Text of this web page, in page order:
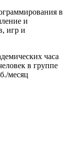
в
и
игр и
часа
в группе
месяц